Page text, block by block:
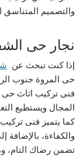
والتصميم المتناسق
نجار حى
إذا كنت تبحث عن
حى المروة جنوب
فنى تركيب اثاث حى
المجال ويستطيع
كما يتميز فنى
والكفاءة، بالإضافة
تضمن رضاك التام،